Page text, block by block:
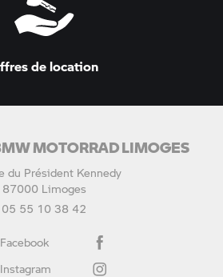
de location
MOTORRAD LIMOGES
du Président Kennedy
87000 Limoges
05 55 10 38 42